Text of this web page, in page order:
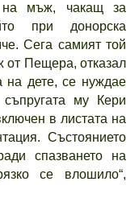
на мъж, чакащ за
при донорска
Сега самият той
Пещера, отказал
на дете, се нуждае
му Кери
в листата на
Състоянието
спазването на
се влошило“,